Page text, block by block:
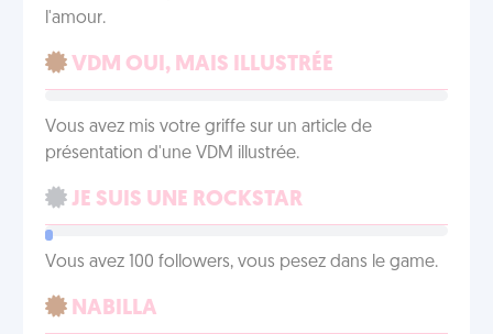
l'amour.
VDM OUI, MAIS ILLUSTRÉE
Vous avez mis votre griffe sur un article de
présentation d'une VDM illustrée.
JE SUIS UNE ROCKSTAR
Vous avez 100 followers, vous pesez dans le game.
NABILLA